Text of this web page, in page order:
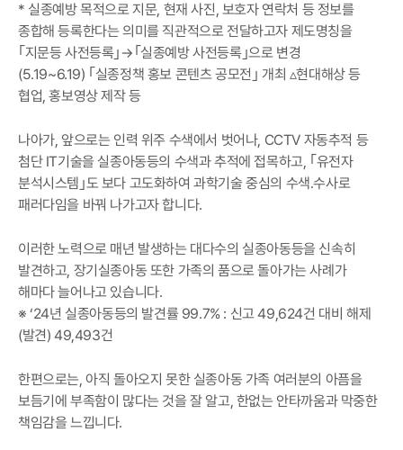
* 실종예방 목적으로 지문, 현재 사진, 보호자 연락처 등 정보를
종합해 등록한다는 의미를 직관적으로 전달하고자 제도명칭을
｢지문등 사전등록｣→｢실종예방 사전등록｣으로 변경
(5.19~6.19) ｢실종정책 홍보 콘텐츠 공모전｣ 개최 ▵현대해상 등
협업, 홍보영상 제작 등
나아가, 앞으로는 인력 위주 수색에서 벗어나, CCTV 자동추적 등
첨단 IT기술을 실종아동등의 수색과 추적에 접목하고, ｢유전자
분석시스템｣도 보다 고도화하여 과학기술 중심의 수색․수사로
패러다임을 바꿔 나가고자 합니다.
이러한 노력으로 매년 발생하는 대다수의 실종아동등을 신속히
발견하고, 장기실종아동 또한 가족의 품으로 돌아가는 사례가
해마다 늘어나고 있습니다.
※ ‘24년 실종아동등의 발견률 99.7% : 신고 49,624건 대비 해제
(발견) 49,493건
한편으로는, 아직 돌아오지 못한 실종아동 가족 여러분의 아픔을
보듬기에 부족함이 많다는 것을 잘 알고, 한없는 안타까움과 막중한
책임감을 느낍니다.